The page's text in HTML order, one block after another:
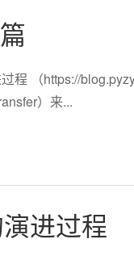
程 （https://
）来...
进过程